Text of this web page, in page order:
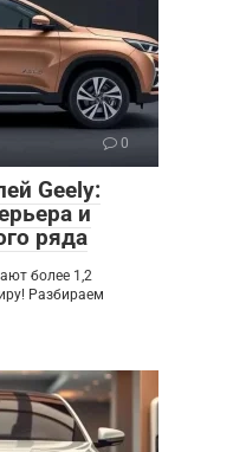
0
Geely:
и
ряда
более 1,2
Разбираем